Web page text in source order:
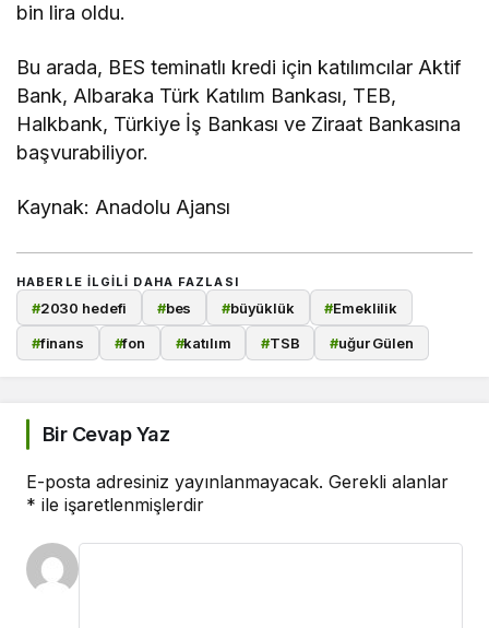
bin lira oldu.
Bu arada, BES teminatlı kredi için katılımcılar Aktif
Bank, Albaraka Türk Katılım Bankası, TEB,
Halkbank, Türkiye İş Bankası ve Ziraat Bankasına
başvurabiliyor.
Kaynak: Anadolu Ajansı
HABERLE ILGILI DAHA FAZLASI
#2030 hedefi #bes #büyüklük #Emeklilik
#finans #fon #katılım #TSB #uğur Gülen
Bir Cevap Yaz
E-posta adresiniz yayınlanmayacak. Gerekli alanlar
* ile işaretlenmişlerdir